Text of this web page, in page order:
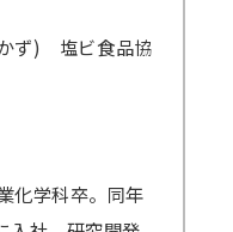
ず) 塩ビ食品協
化学科卒。同年